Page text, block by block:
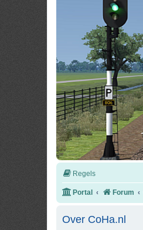
Regels
Portal Forum
Over CoHa.nl